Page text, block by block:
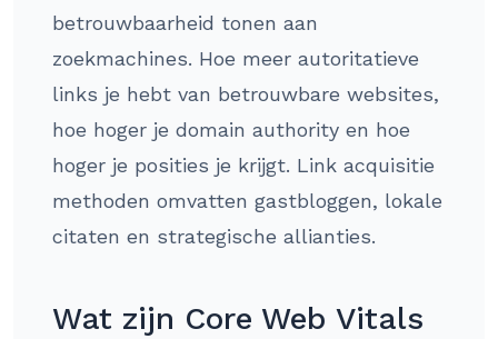
betrouwbaarheid tonen aan
zoekmachines. Hoe meer autoritatieve
links je hebt van betrouwbare websites,
hoe hoger je domain authority en hoe
hoger je posities je krijgt. Link acquisitie
methoden omvatten gastbloggen, lokale
citaten en strategische allianties.
Wat zijn Core Web Vitals